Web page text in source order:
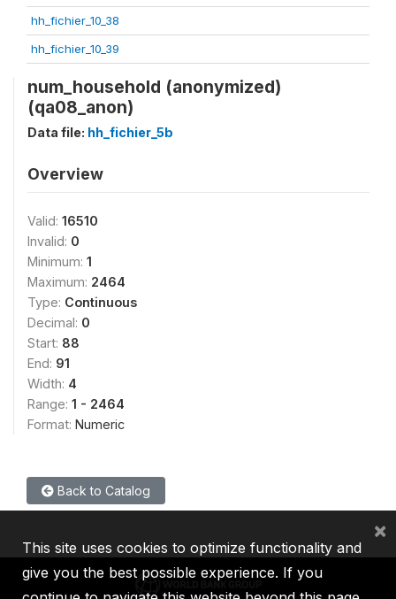
hh_fichier_10_38
hh_fichier_10_39
num_household (anonymized)
(qa08_anon)
Data file: hh_fichier_5b
Overview
Valid: 16510
Invalid: 0
Minimum: 1
Maximum: 2464
Type: Continuous
Decimal: 0
Start: 88
End: 91
Width: 4
Range: 1 - 2464
Format: Numeric
Back to Catalog
This site uses cookies to optimize functionality and
give you the best possible experience. If you
×